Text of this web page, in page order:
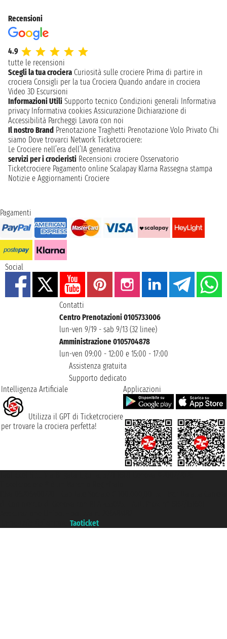
Recensioni
4.9
tutte le recensioni
Scegli la tua crociera Curiosità sulle crociere Prima di partire in
crociera Consigli per la tua Crociera Quando andare in crociera
Video 3D Escursioni
Informazioni Utili Supporto tecnico Condizioni generali Informativa
privacy Informativa cookies Assicurazione Dichiarazione di
Accessibilità Parcheggi Lavora con noi
Il nostro Brand Prenotazione Traghetti Prenotazione Volo Privato Chi
siamo Dove trovarci Network Ticketcrociere:
Le Crociere nell’era dell’IA generativa
servizi per i crocieristi Recensioni crociere Osservatorio
Ticketcrociere Pagamento online Scalapay Klarna Rassegna stampa
Notizie e Aggiornamenti Crociere
Pagamenti
Social
Contatti
Centro Prenotazioni 0105733006
lun-ven 9/19 - sab 9/13 (32 linee)
Amministrazione 0105704878
lun-ven 09:00 - 12:00 e 15:00 - 17:00
Assistenza gratuita
Supporto dedicato
Intelligenza Artificiale
Utilizza il GPT di Ticketcrociere
per trovare la crociera perfetta!
Applicazioni
Taoticket